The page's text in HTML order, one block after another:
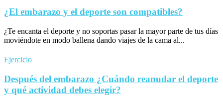
¿El embarazo y el deporte son compatibles?
¿Te encanta el deporte y no soportas pasar la mayor parte de tus días
moviéndote en modo ballena dando viajes de la cama al...
Ejercicio
Después del embarazo ¿Cuándo reanudar el deporte
y qué actividad debes elegir?